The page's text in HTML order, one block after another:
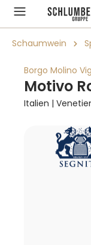
springen
Schaumwein
Borgo Molino
Motivo
Italien |
Bildergalerie